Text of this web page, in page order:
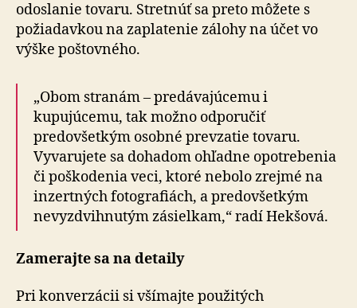
odoslanie tovaru. Stretnúť sa preto môžete s
požiadavkou na zaplatenie zálohy na účet vo
výške poštovného.
„Obom stranám – predávajúcemu i
kupujúcemu, tak možno odporučiť
predovšetkým osobné prevzatie tovaru.
Vyvarujete sa dohadom ohľadne opotrebenia
či poškodenia veci, ktoré nebolo zrejmé na
inzertných fotografiách, a predovšetkým
nevyzdvihnutým zásielkam,“ radí Hekšová.
Zamerajte sa na detaily
Pri konverzácii si všímajte použitých